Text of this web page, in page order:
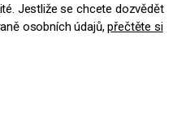
Jestliže se chcete dozvědět
osobních údajů,přečtěte si